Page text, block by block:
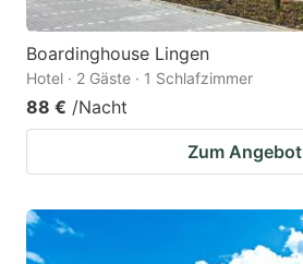
Boardinghouse Lingen
Hotel · 2 Gäste · 1 Schlafzimmer
88 € /Nacht
Zum Angebot